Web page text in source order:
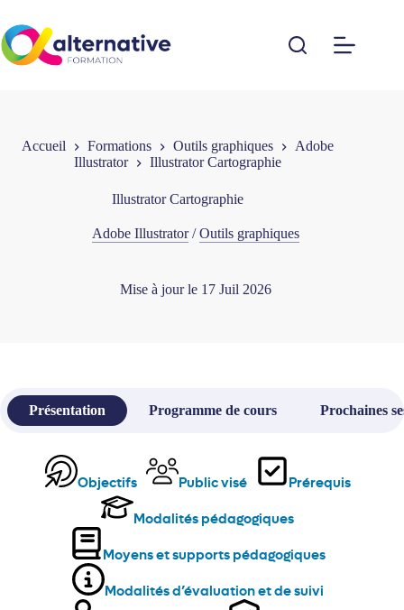
contenu
Accueil Formations Outils graphiques
Adobe
Illustrator
Illustrator Cartographie
Illustrator Cartographie
Adobe Illustrator/Outils graphiques
Mise à jour le 17 Juil 2026
Présentation Programme de cours Prochaines
Objectifs Public visé Prérequis
Modalités pédagogiques
Moyens et supports pédagogiques
Modalités d’évaluation et de suivi